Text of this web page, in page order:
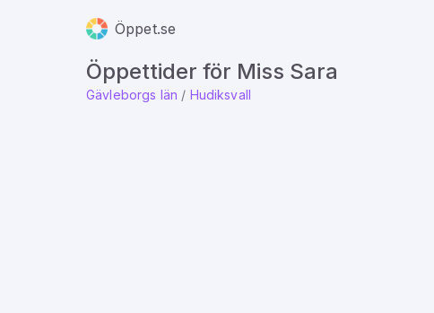
Öppet.se
Öppettider för Miss Sara
Gävleborgs län / Hudiksvall